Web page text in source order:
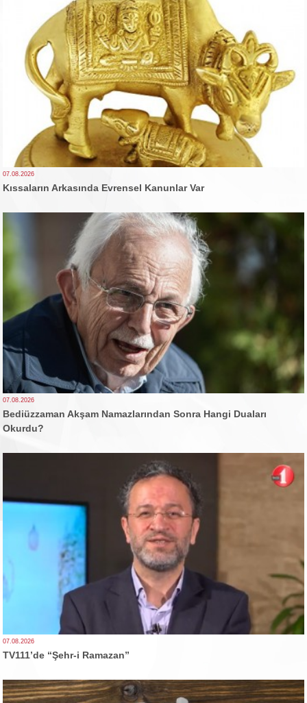
07.08.2026
Kıssaların Arkasında Evrensel Kanunlar Var
07.08.2026
Bediüzzaman Akşam Namazlarından Sonra Hangi Duaları
Okurdu?
07.08.2026
TV111’de “Şehr-i Ramazan”